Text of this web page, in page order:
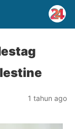
1 tahun ago